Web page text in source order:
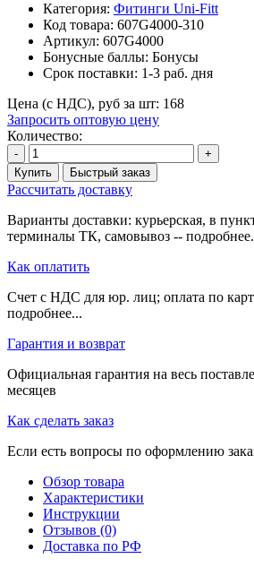
Категория: Фитинги Uni-Fitt
Код товара: 607G4000-310
Артикул: 607G4000
Бонусные баллы: Бонусы
Срок поставки: 1-3 раб. дня
Цена (с НДС), руб за шт: 168
Запросить оптовую цену
Количество:
-
+
Купить
Быстрый заказ
Рассчитать доставку
Варианты доставки: курьерская, в
терминалы ТК, самовывоз --
Как оплатить
Счет с НДС для юр. лиц; оплата по
подробнее...
Гарантия и возврат
Официальная гарантия на весь
месяцев
Как сделать заказ
Если есть вопросы по оформлению
Обзор товара
Характеристики
Инструкции
Отзывов (0)
Доставка по РФ